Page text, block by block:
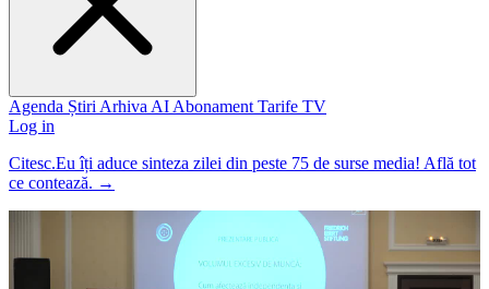
Agenda Știri Arhiva AI Abonament Tarife TV
Log in
Citesc.Eu îți aduce sinteza zilei din peste 75 de surse media! Află tot
ce contează. →